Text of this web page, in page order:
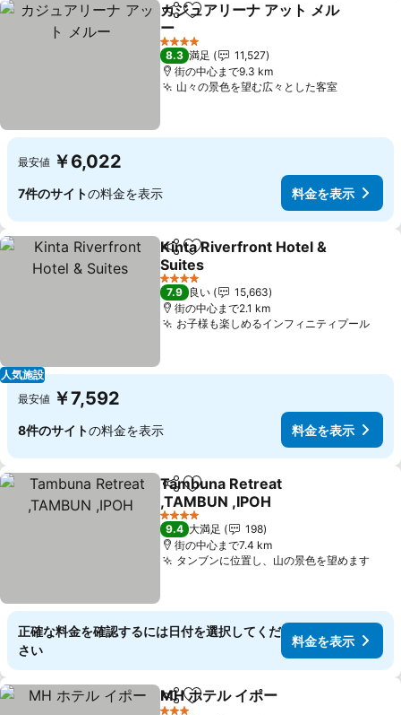
シェアお気に入りに追加
カジュアリーナ アット メル
ー
料金を表示
4 ホテルのランク
8.3 満足
11,527
街の中心まで9.3 km
山々の景色を望む広々とした客室料金を表
最安値 ￥6,022
7件のサイトの料金を表示 料金を表示
人気施設
シェアお気に入りに追加
Kinta Riverfront Hotel &
Suites
料金を表示
4 ホテルのランク
7.9 良い
15,663
街の中心まで2.1 km
お子様も楽しめるインフィニティプール料金
最安値 ￥7,592
8件のサイトの料金を表示 料金を表示
シェアお気に入りに追加
Tambuna Retreat
,TAMBUN ,IPOH
料金を表示
4 ホテルのランク
9.4 大満足
198
街の中心まで7.4 km
タンブンに位置し、山の景色を望めます料金
正確な料金を確認するには日付を選択してくだ
さい
料金を表示
シェアお気に入りに追加
MH ホテル イポー